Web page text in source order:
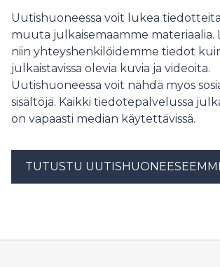
Uutishuoneessa voit lukea
muuta julkaisemaamme materiaalia.
niin yhteyshenkilöidemme tiedot
julkaistavissa olevia kuvia ja videoita.
Uutishuoneessa voit nähdä myös
sisältöjä. Kaikki tiedotepalvelussa
on vapaasti median käytettävissä.
TUTUSTU